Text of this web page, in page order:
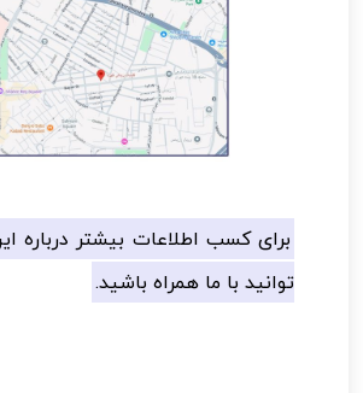
برای کسب اطلاعات بیشتر درباره
توانید با ما همراه باشید.